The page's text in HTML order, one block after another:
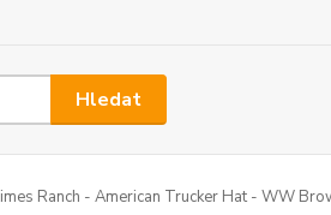
Hledat
Ranch - American Trucker Hat - WW